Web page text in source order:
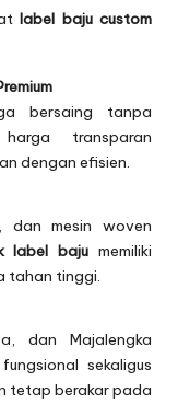
label baju custom
bersaing tanpa
transparan
dengan efisien.
dan mesin woven
label baju memiliki
tahan tinggi.
dan Majalengka
sekaligus
tetap berakar pada